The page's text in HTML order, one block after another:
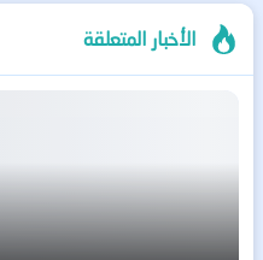
الأخبار المتعلقة